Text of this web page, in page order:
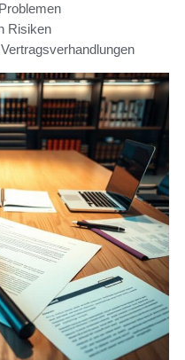
Risiken